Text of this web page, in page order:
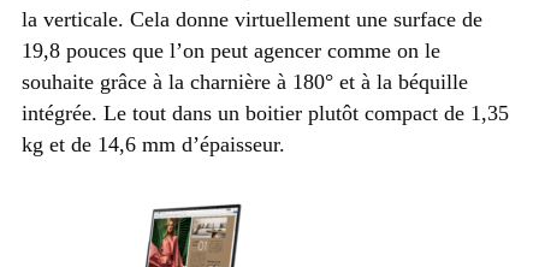
la verticale. Cela donne virtuellement une surface de
19,8 pouces que l’on peut agencer comme on le
souhaite grâce à la charnière à 180° et à la béquille
intégrée. Le tout dans un boitier plutôt compact de 1,35
kg et de 14,6 mm d’épaisseur.